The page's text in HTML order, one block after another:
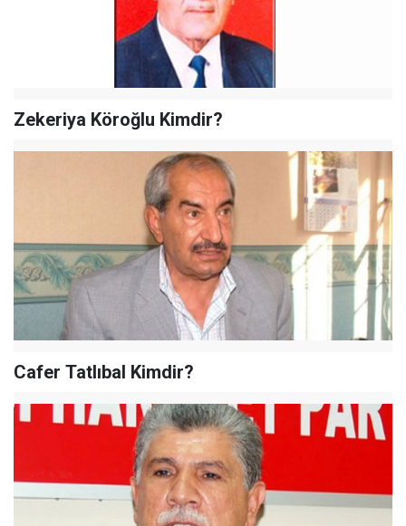
Zekeriya Köroğlu Kimdir?
Cafer Tatlıbal Kimdir?